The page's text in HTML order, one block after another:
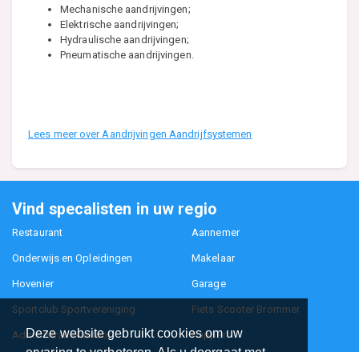
Deze website gebruikt cookies om uw
Mechanische aandrijvingen;
Elektrische aandrijvingen;
Hydraulische aandrijvingen;
Pneumatische aandrijvingen.
Lees meer over Aandrijvingen Aandrijfsystemen
Vind specalisten in uw regio
Restaurant Aannemer
Onderwijs en Opleidingen Makelaar
Hovenier Garage
Sportclub Sportvereniging Fiets Scooter Brommer
Administratiekantoor Kapper